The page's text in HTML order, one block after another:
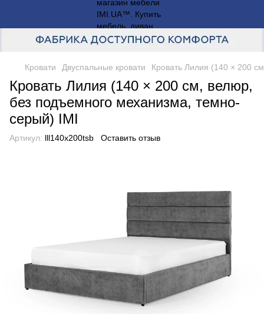
Кровати Двуспальные кровати Кровать Лилия (140 × 200
Кровать Лилия (140 × 200 см, велюр,
без подъемного механизма, темно-
серый) IMI
Артикул: lll140x200tsb Оставить отзыв